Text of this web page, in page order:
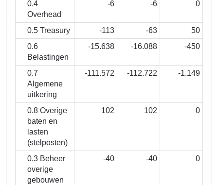
0.4
Overhead
-6 -6 0
0.5 Treasury -113 -63
50
0.6
Belastingen
-15.638 -16.088 -450
0.7
Algemene
uitkering
-111.572 -112.722 -1.149
0.8 Overige
baten en
lasten
(stelposten)
102 102 0
0.3 Beheer
overige
gebouwen
-40 -40 0